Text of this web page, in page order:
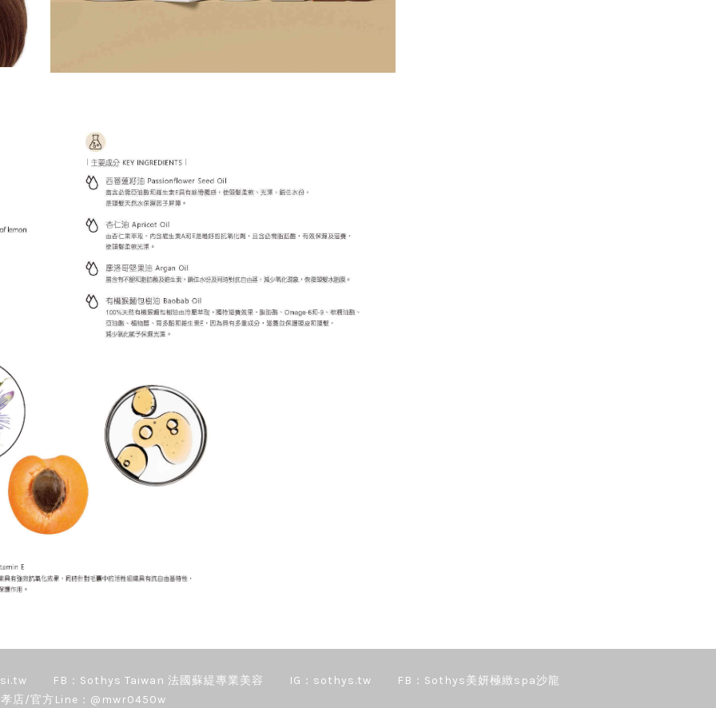
FB：Sothys Taiwan 法國蘇緹專業美容 IG：sothys.tw
FB：Sothys美妍極緻spa沙龍
店/官方Line：@mwr0450w